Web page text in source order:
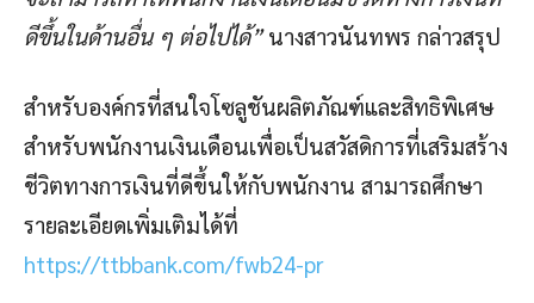
ดีขึ้นในด้านอื่น ๆ ต่อไปได้”นางสาวนันทพร กล่าวสรุป
สำหรับองค์กรที่สนใจโซลูชันผลิตภัณฑ์และสิทธิพิเศษ
สำหรับพนักงานเงินเดือนเพื่อเป็นสวัสดิการที่เสริมสร้าง
ชีวิตทางการเงินที่ดีขึ้นให้กับพนักงาน สามารถศึกษา
รายละเอียดเพิ่มเติมได้ที่
https://ttbbank.com/fwb24-pr